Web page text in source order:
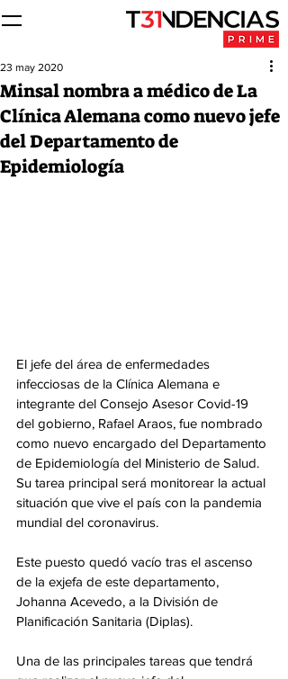
Minsal nombra a médico de La
Clínica Alemana como nuevo jefe
del Departamento de
Epidemiología
23 may 2020
El jefe del área de enfermedades
infecciosas de la Clínica Alemana e
integrante del Consejo Asesor Covid-19
del gobierno, Rafael Araos, fue nombrado
como nuevo encargado del Departamento
de Epidemiología del Ministerio de Salud.
Su tarea principal será monitorear la actual
situación que vive el país con la pandemia
mundial del coronavirus.
Este puesto quedó vacío tras el ascenso
de la exjefa de este departamento,
Johanna Acevedo, a la División de
Planificación Sanitaria (Diplas).
Una de las principales tareas que tendrá